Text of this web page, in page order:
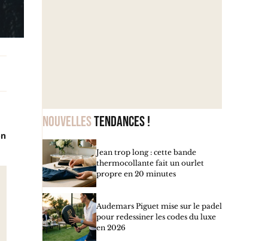
Nouvellestendances !
Jean trop long : cette bande
thermocollante fait un ourlet
propre en 20 minutes
Audemars Piguet mise sur le padel
pour redessiner les codes du luxe
en 2026